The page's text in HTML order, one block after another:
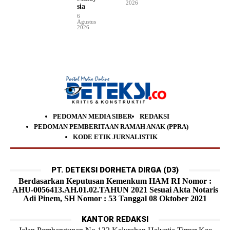
sia
6
Agustus
2026
2026
PEDOMAN MEDIA SIBER
REDAKSI
PEDOMAN PEMBERITAAN RAMAH ANAK (PPRA)
KODE ETIK JURNALISTIK
PT. DETEKSI DORHETA DIRGA (D3)
Berdasarkan Keputusan Kemenkum HAM RI Nomor :
AHU-0056413.AH.01.02.TAHUN 2021 Sesuai Akta Notaris
Adi Pinem, SH Nomor : 53 Tanggal 08 Oktober 2021
KANTOR REDAKSI